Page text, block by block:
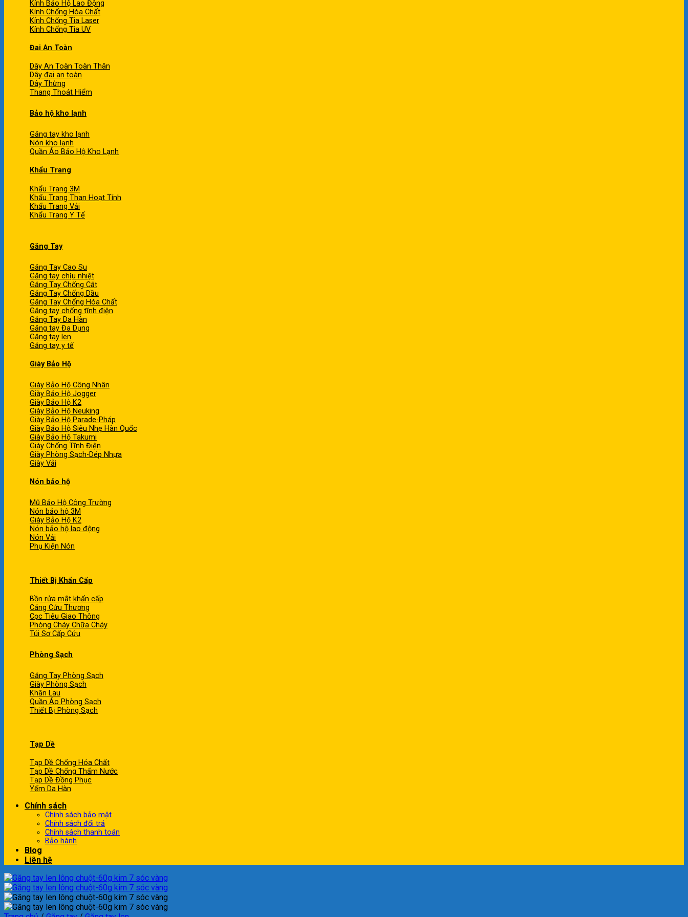
Kính Bảo Hộ Lao Động
Kính Chống Hóa Chất
Kính Chống Tia Laser
Kính Chống Tia UV
Đai An Toàn
Dây An Toàn Toàn Thân
Dây đai an toàn
Dây Thừng
Thang Thoát Hiểm
Bảo hộ kho lạnh
Găng tay kho lạnh
Nón kho lạnh
Quần Áo Bảo Hộ Kho Lạnh
Khẩu Trang
Khẩu Trang 3M
Khẩu Trang Than Hoạt Tính
Khẩu Trang Vải
Khẩu Trang Y Tế
Găng Tay
Găng Tay Cao Su
Găng tay chịu nhiệt
Găng Tay Chống Cắt
Găng Tay Chống Dầu
Găng Tay Chống Hóa Chất
Găng tay chống tĩnh điện
Găng Tay Da Hàn
Găng tay Đa Dụng
Găng tay len
Găng tay y tế
Giày Bảo Hộ
Giày Bảo Hộ Công Nhân
Giày Bảo Hộ Jogger
Giày Bảo Hộ K2
Giày Bảo Hộ Neuking
Giày Bảo Hộ Parade-Pháp
Giày Bảo Hộ Siêu Nhẹ Hàn Quốc
Giày Bảo Hộ Takumi
Giày Chống Tĩnh Điện
Giày Phòng Sạch-Dép Nhựa
Giày Vải
Nón bảo hộ
Mũ Bảo Hộ Công Trường
Nón bảo hộ 3M
Giày Bảo Hộ K2
Nón bảo hộ lao động
Nón Vải
Phụ Kiện Nón
Thiết Bị Khẩn Cấp
Bồn rửa mắt khẩn cấp
Cáng Cứu Thương
Cọc Tiêu Giao Thông
Phòng Cháy Chữa Cháy
Túi Sơ Cấp Cứu
Phòng Sạch
Găng Tay Phòng Sạch
Giày Phòng Sạch
Khăn Lau
Quần Áo Phòng Sạch
Thiết Bị Phòng Sạch
Tạp Dề
Tạp Dề Chống Hóa Chất
Tạp Dề Chống Thấm Nước
Tạp Dề Đồng Phục
Yếm Da Hàn
Chính sách
Chính sách bảo mật
Chính sách đổi trả
Chính sách thanh toán
Bảo hành
Blog
Liên hệ